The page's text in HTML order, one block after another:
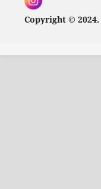
Copyright © 2024.